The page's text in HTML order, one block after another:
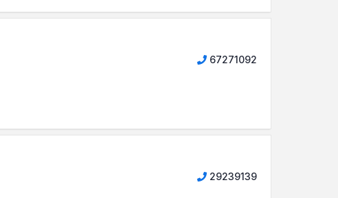
67271092
29239139